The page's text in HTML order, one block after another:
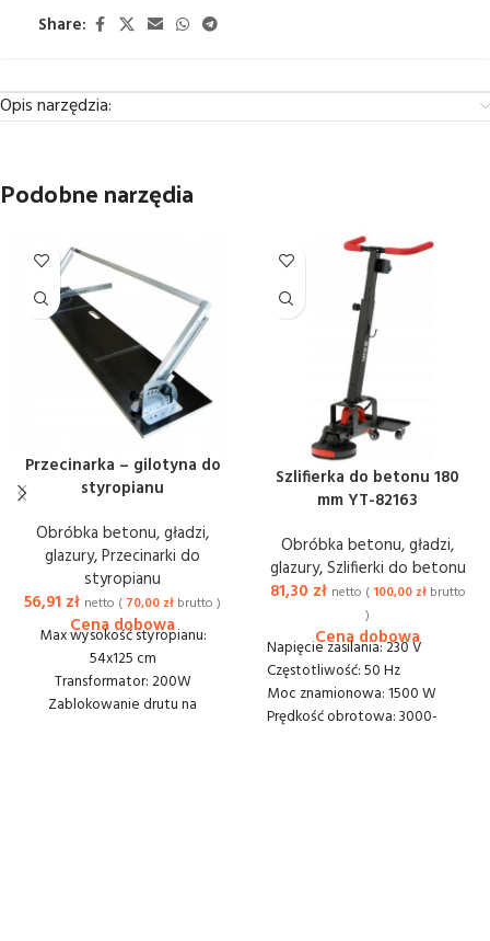
Share:
Opis narzędzia:
Podobne narzędia
Przecinarka – gilotyna do
styropianu
Obróbka betonu, gładzi,
glazury,Przecinarki do
styropianu
56,91 zł netto ( 70,00 zł brutto )
Max wysokość styropianu:
54x125 cm
Transformator: 200W
Zablokowanie drutu na
Szlifierka do betonu 180
mm YT-82163
Obróbka betonu, gładzi,
glazury,Szlifierki do betonu
81,30 zł netto ( 100,00 złbrutto
)
Napięcie zasilania: 230 V
Częstotliwość: 50 Hz
Moc znamionowa: 1500 W
Prędkość obrotowa: 3000-